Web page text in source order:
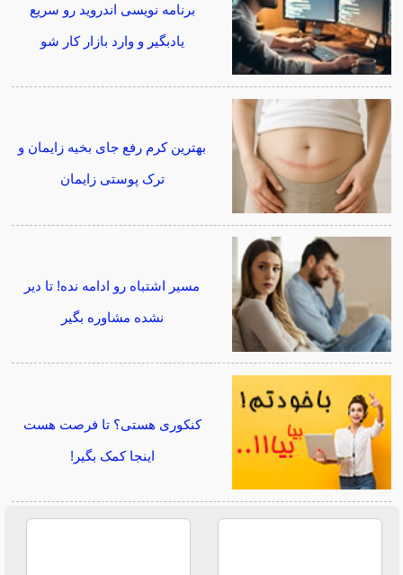
برنامه نویسی اندروید رو سریع
یادبگیر و وارد بازار کار شو
بهترین کرم رفع جای بخیه زایمان و
ترک پوستی زایمان
مسیر اشتباه رو ادامه نده! تا دیر
نشده مشاوره بگیر
کنکوری هستی؟ تا فرصت هست
اینجا کمک بگیر!